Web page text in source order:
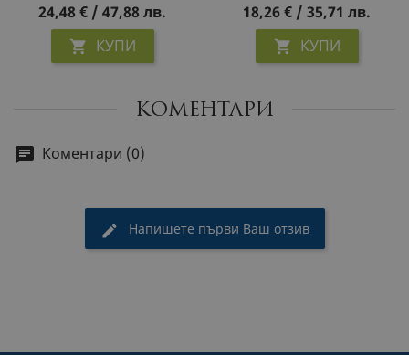
Капсули
24,48 € / 47,88 лв.
 КУПИ
Джинджифил И Куркума,
Natural Factors И
Bonomelli
18,26 € / 35,71 лв.
 КУПИ
КОМЕНТАРИ
Коментари (0)
Напишете първи Ваш отзив